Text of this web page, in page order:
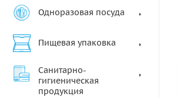
Одноразовая посуда
Пищевая упаковка
Санитарно-
гигиеническая
продукция